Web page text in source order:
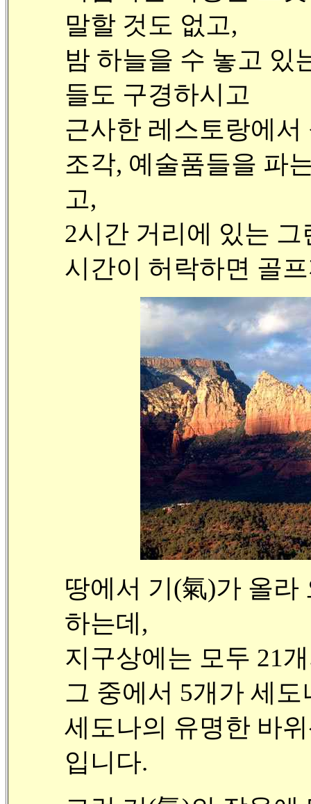
말할 것도 없고,
밤 하늘을 수 놓고 있
들도 구경하시고
근사한 레스토랑에서
조각, 예술품들을 파
고,
2시간 거리에 있는
시간이 허락하면 골
땅에서 기(氣)가 올라
하는데,
지구상에는 모두 21
그 중에서 5개가 세
세도나의 유명한 바
입니다.